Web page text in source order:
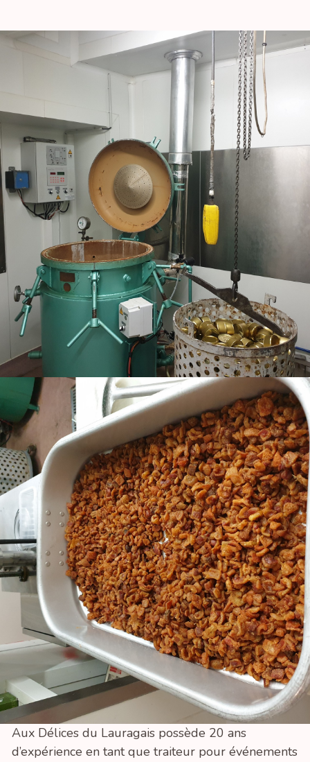
Aux Délices du Lauragais possède 20 ans
d’expérience en tant que traiteur pour événements